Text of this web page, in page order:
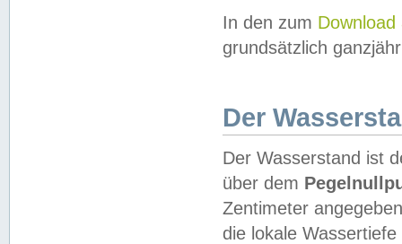
In den zum Download
grundsätzlich
Der
Der Wasserstand ist
über dem
Zentimeter
die lokale